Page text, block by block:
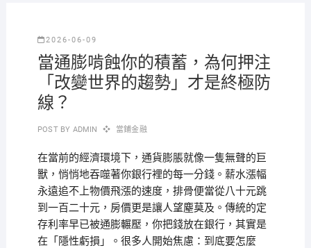
2026-06-09
當通膨啃蝕你的積蓄，為何押注
「改變世界的趨勢」才是終極防
線？
POST BY ADMIN 當鋪金融
在當前的經濟環境下，通貨膨脹就像一隻無聲的巨
獸，悄悄地吞噬著你銀行裡的每一分錢。薪水漲幅
永遠追不上物價飛漲的速度，排骨便當從八十元跳
到一百二十元，房價更是讓人望塵莫及。傳統的定
存利率早已被通膨輾壓，你把錢放在銀行，其實是
在「隱性虧損」。很多人開始焦慮：到底要怎麼